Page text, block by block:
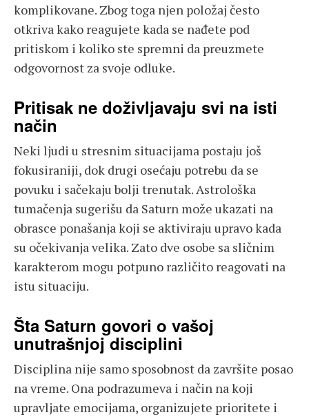
komplikovane. Zbog toga njen položaj često
otkriva kako reagujete kada se nađete pod
pritiskom i koliko ste spremni da preuzmete
odgovornost za svoje odluke.
Pritisak ne doživljavaju svi na isti
način
Neki ljudi u stresnim situacijama postaju još
fokusiraniji, dok drugi osećaju potrebu da se
povuku i sačekaju bolji trenutak. Astrološka
tumačenja sugerišu da Saturn može ukazati na
obrasce ponašanja koji se aktiviraju upravo kada
su očekivanja velika. Zato dve osobe sa sličnim
karakterom mogu potpuno različito reagovati na
istu situaciju.
Šta Saturn govori o vašoj
unutrašnjoj disciplini
Disciplina nije samo sposobnost da završite posao
na vreme. Ona podrazumeva i način na koji
upravljate emocijama, organizujete prioritete i